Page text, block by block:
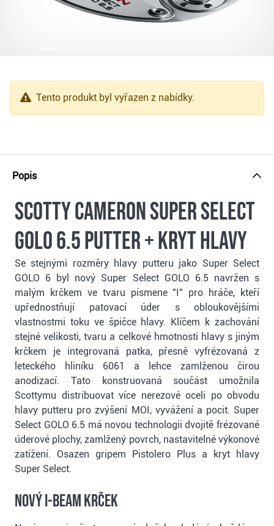
Tento produkt byl vyřazen z nabídky.
Popis
Scotty Cameron Super Select
Golo 6.5 putter + kryt hlavy
Se stejnými rozměry hlavy putteru jako Super Select
GOLO 6 byl nový Super Select GOLO 6.5 navržen s
malým krčkem ve tvaru písmene "I" pro hráče, kteří
upřednostňují patovací úder s obloukovějšími
vlastnostmi toku ve špičce hlavy. Klíčem k zachování
stejné velikosti, tvaru a celkové hmotnosti hlavy s jiným
krčkem je integrovaná patka, přesně vyfrézovaná z
leteckého hliníku 6061 a lehce zamlženou čirou
anodizací. Tato konstruovaná součást umožnila
Scottymu distribuovat více nerezové oceli po obvodu
hlavy putteru pro zvýšení MOI, vyvážení a pocit. Super
Select GOLO 6.5 má novou technologii dvojitě frézované
úderové plochy, zamlžený povrch, nastavitelné výkonové
zatížení. Osazen gripem Pistolero Plus a kryt hlavy
Super Select.
Nový I-Beam krček